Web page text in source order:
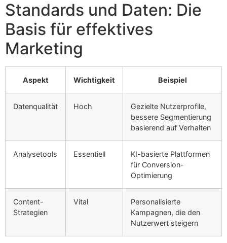
Standards und Daten: Die
Basis für effektives
Marketing
Aspekt Wichtigkeit Beispiel
Datenqualität Hoch
Gezielte Nutzerprofile,
bessere Segmentierung
basierend auf Verhalten
Analysetools Essentiell
KI-basierte Plattformen
für Conversion-
Optimierung
Content-
Strategien
Vital
Personalisierte
Kampagnen, die den
Nutzerwert steigern